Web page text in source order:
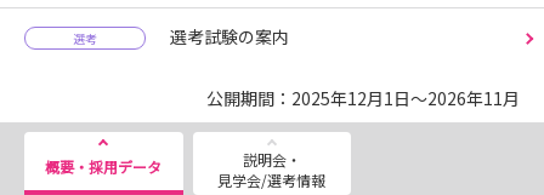
選考 選考試験の案内
公開期間：2025年12月1日～2026年11月
概要・採用データ
説明会・
見学会/選考情報